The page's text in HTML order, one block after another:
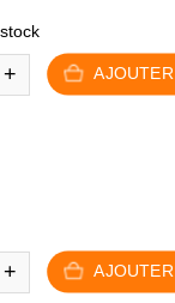
AJOUTER
AJOUTER